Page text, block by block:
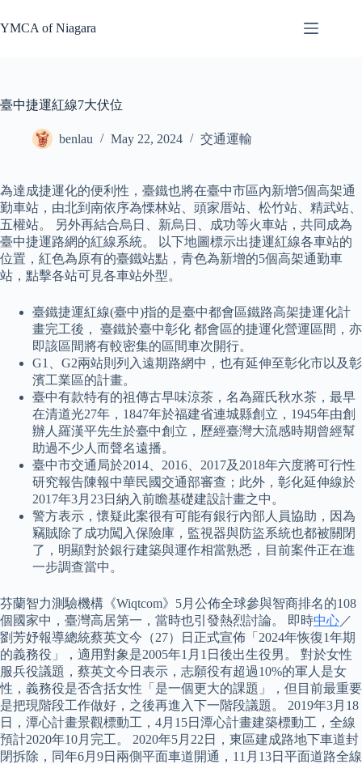
to
content
YMCA of Niagara
臺中捷運紅線7大伏位
benlau May 22, 2024 交通運輸
為達成捷運化的便利性，臺鐵也將在臺中市區內新增5個高架通
勤車站，由北到南依序為慄林站、頭家厝站、松竹站、精武站、
五權站。 另外再結合烏日、新烏日、成功等火車站，共同成為
臺中捷運路網的紅線系統。 以下地圖標示出捷運紅線各車站的
位置，紅色為原有的臺鐵站點，青色為新增的5個高架通勤車
站，點擊各站可見各車站外型。
臺鐵捷運紅線(臺中)指的是臺中都會區鐵路高架捷運化計
畫完工後， 臺鐵於臺中彰化 都會區的捷運化營運區間，亦
即該區間將有較密集的區間車次開行。
G1、G2兩站則列入遠期路網中，也有延伸至彰化市以及彰
濱工業區的計畫。
臺中有款特有的祖傳古早味涼茶，名為羅氏秋水茶，最早
在清道光27年，1847年於福建省連城縣創立，1945年由創
辦人羅漢平先生於臺中創立，歷經臺灣大流感時期曾經幫
助過不少人而聲名遠播。
臺中市交通局於2014、2016、2017及2018年六度將可行性
研究報告陳報中華民國交通部審查；此外，彰化延伸線於
2017年3月23日納入前瞻基礎建設計畫之中。
警方表示，懷疑此案很有可能有銀行內部人員協助，因為
竊賊除了成功闖入保險庫，監視器與防盜系統也都被關閉
了，明顯對於銀行建築與運作相當熟悉，目前案件正在進
一步調查當中。
芬蘭智力測驗機構《Wiqtcom》5月公佈全球參與智商排名的108
個國家中，臺灣高居第一，當時也引發熱烈討論。 即時中心 ／
劉芳妤報導總統蔡英文今（27）日正式宣佈「2024年恢復1年期
的義務役」，適用對象是2005年1月1日後出生役男。 對於女性
服兵役議題，蔡英文今日表示，志願役有超過10%的軍人是女
性，義務役是否含括女性「是一個更大的課題」，但目前最重要
是把現階段工作做好，之後再進入下一階段議題。 2019年3月18
日，潭心計畫景觀標動工，4月15日潭心計畫建築標動工，全線
預計2020年10月完工。 2020年5月22日，東區建成路地下車道封
閉拆除，同年6月9日兩側平面車道開通，11月13日平面道路全線